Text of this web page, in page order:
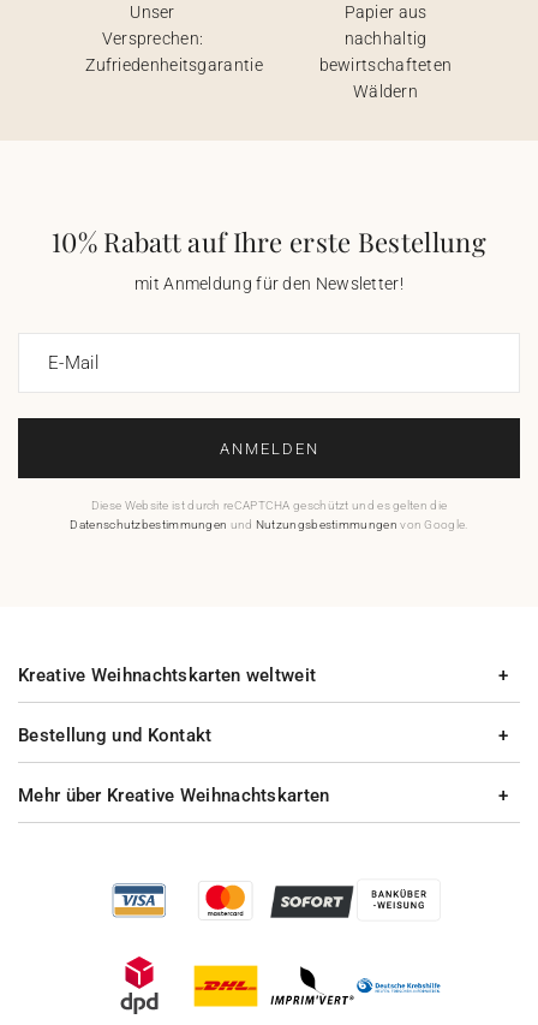
Unser
Versprechen:
Zufriedenheitsgarantie
Papier aus
nachhaltig
bewirtschafteten
Wäldern
10% Rabatt auf Ihre erste Bestellung
mit Anmeldung für den Newsletter!
E-Mail
ANMELDEN
Diese Website ist durch reCAPTCHA geschützt und es gelten die
Datenschutzbestimmungen und Nutzungsbestimmungen von Google.
Bestellung und Kontakt
Mehr über Kreative Weihnachtskarten
Kreative Weihnachtskarten weltweit